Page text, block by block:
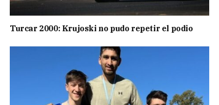
Turcar 2000: Krujoski no pudo repetir el podio